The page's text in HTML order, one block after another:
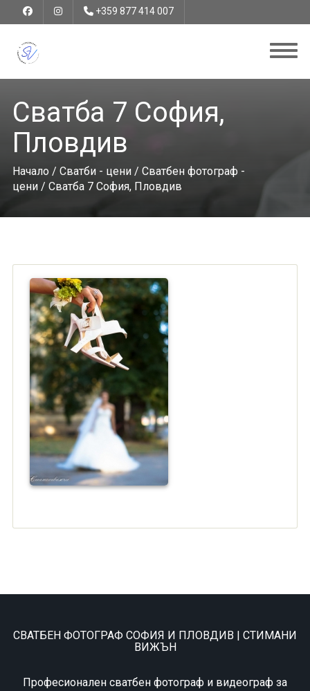
+359 877 414 007
Сватба 7 София,
Пловдив
Начало / Сватби - цени / Сватбен фотограф -
цени/ Сватба 7 София, Пловдив
СВАТБЕН ФОТОГРАФ СОФИЯ И ПЛОВДИВ | СТИМАНИ
ВИЖЪН
Професионален сватбен фотограф и видеограф за